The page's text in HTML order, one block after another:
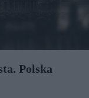
Polska